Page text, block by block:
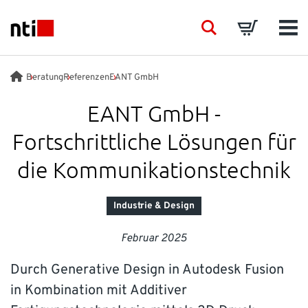
NTI logo
BRANCHEN
BERATUNG
PRODUKTE
SCHULUNGEN
EINBLICK
SearchBasket
BeratungReferenzenEANT GmbH
EANT GmbH -
Fortschrittliche Lösungen für
die Kommunikationstechnik
Industrie & Design
Februar 2025
Durch Generative Design in Autodesk Fusion
in Kombination mit Additiver